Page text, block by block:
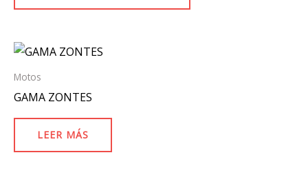
opciones
Motos
GAMA ZONTES
LEER MÁS